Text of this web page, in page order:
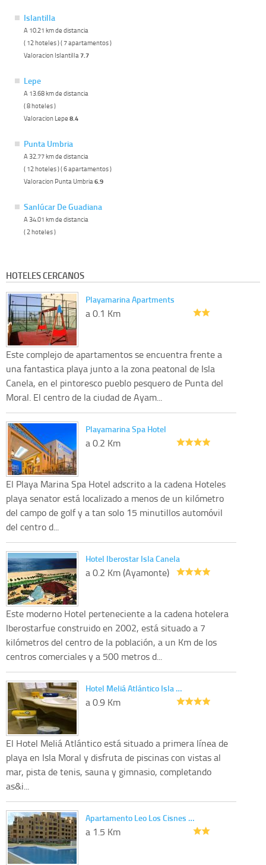
Islantilla
A 10.21 km de distancia
( 12 hoteles ) ( 7 apartamentos )
Valoracion Islantilla 7.7
Lepe
A 13.68 km de distancia
( 8 hoteles )
Valoracion Lepe 8.4
Punta Umbria
A 32.77 km de distancia
( 12 hoteles ) ( 6 apartamentos )
Valoracion Punta Umbria 6.9
Sanlúcar De Guadiana
A 34.01 km de distancia
( 2 hoteles )
HOTELES CERCANOS
Playamarina Apartments
a 0.1 Km
Este complejo de apartamentos se encuentra frente a
una fantastica playa junto a la zona peatonal de Isla
Canela, en el pintoresco pueblo pesquero de Punta del
Moral. El centro de la ciudad de Ayam...
Playamarina Spa Hotel
a 0.2 Km
El Playa Marina Spa Hotel adscrito a la cadena Hoteles
playa senator está localizado a menos de un kilómetro
del campo de golf y a tan solo 15 minutillos automóvil
del centro d...
Hotel Iberostar Isla Canela
a 0.2 Km (Ayamonte)
Este moderno Hotel perteneciente a la cadena hotelera
Iberostarfue construido en 2002, está situado a 7
kilómetros del centro de la población, a un Km de los
centros comerciales y a 500 metros d...
Hotel Meliá Atlántico Isla …
a 0.9 Km
El Hotel Meliá Atlántico está situado a primera línea de
playa en Isla Moral y disfruta de piscinas con vistas al
mar, pista de tenis, sauna y gimnasio, completando
as&i...
Apartamento Leo Los Cisnes …
a 1.5 Km